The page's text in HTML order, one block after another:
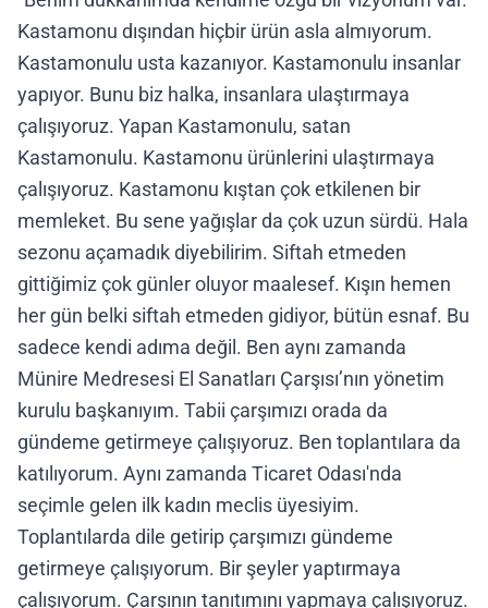
Kastamonu dışından hiçbir ürün asla almıyorum.
Kastamonulu usta kazanıyor. Kastamonulu insanlar
yapıyor. Bunu biz halka, insanlara ulaştırmaya
çalışıyoruz. Yapan Kastamonulu, satan
Kastamonulu. Kastamonu ürünlerini ulaştırmaya
çalışıyoruz. Kastamonu kıştan çok etkilenen bir
memleket. Bu sene yağışlar da çok uzun sürdü. Hala
sezonu açamadık diyebilirim. Siftah etmeden
gittiğimiz çok günler oluyor maalesef. Kışın hemen
her gün belki siftah etmeden gidiyor, bütün esnaf. Bu
sadece kendi adıma değil. Ben aynı zamanda
Münire Medresesi El Sanatları Çarşısı’nın yönetim
kurulu başkanıyım. Tabii çarşımızı orada da
gündeme getirmeye çalışıyoruz. Ben toplantılara da
katılıyorum. Aynı zamanda Ticaret Odası'nda
seçimle gelen ilk kadın meclis üyesiyim.
Toplantılarda dile getirip çarşımızı gündeme
getirmeye çalışıyorum. Bir şeyler yaptırmaya
çalışıyorum. Çarşının tanıtımını yapmaya çalışıyoruz.